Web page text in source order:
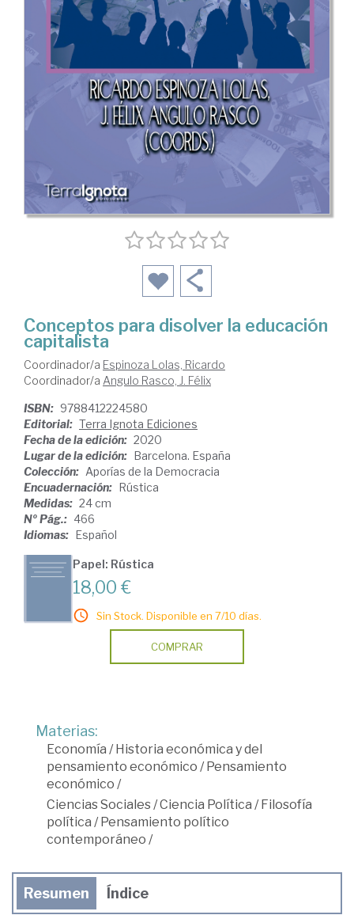
Conceptos para disolver la educación
capitalista
Coordinador/a Espinoza Lolas, Ricardo
Coordinador/a Angulo Rasco, J. Félix
ISBN: 9788412224580
Editorial: Terra Ignota Ediciones
Fecha de la edición: 2020
Lugar de la edición: Barcelona. España
Colección: Aporías de la Democracia
Encuadernación: Rústica
Medidas: 24 cm
Nº Pág.: 466
Idiomas: Español
Papel: Rústica
18,00 €
Sin Stock. Disponible en 7/10 días.
COMPRAR
Materias:
Economía / Historia económica y del
pensamiento económico / Pensamiento
económico /
Ciencias Sociales/Ciencia Política / Filosofía
política / Pensamiento político
contemporáneo /
Resumen Índice